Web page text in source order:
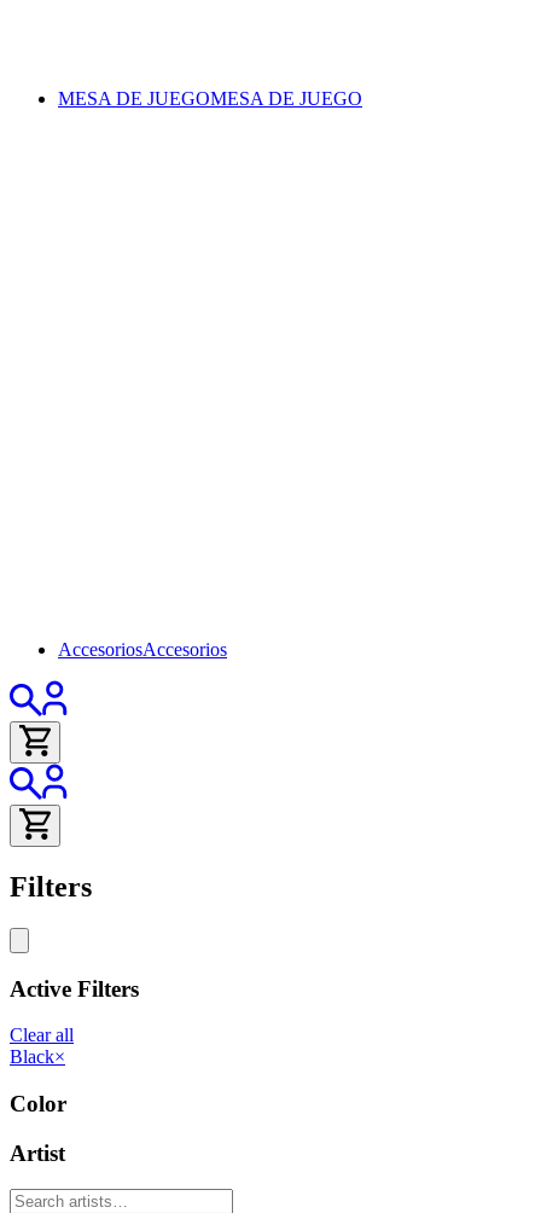
MESA DE JUEGOMESA DE JUEGO
AccesoriosAccesorios
Filters
Active Filters
Clear all
Black×
Color
Artist